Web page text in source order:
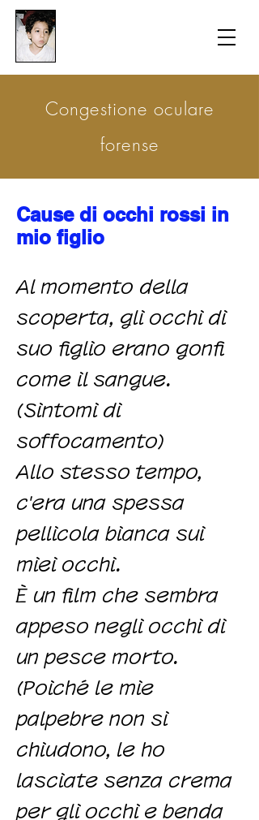
​Congestione oculare
forense
Cause di occhi rossi in
mio figlio
Al momento della
scoperta, gli occhi di
suo figlio erano gonfi
come il sangue.
(Sintomi di
soffocamento)
Allo stesso tempo,
c'era una spessa
pellicola bianca sui
miei occhi.
È un film che sembra
appeso negli occhi di
un pesce morto.
(Poiché le mie
palpebre non si
chiudono, le ho
lasciate senza crema
per gli occhi e benda